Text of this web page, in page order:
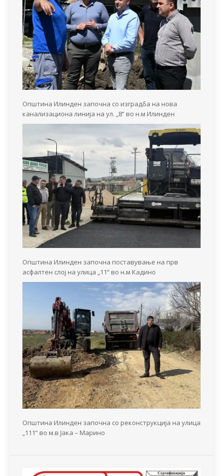
Општина Илинден започна со изградба на нова
канализациона линија на ул. „8“ во н.м Илинден
Општина Илинден започна поставување на прв
асфалтен слој на улица „11“ во н.м Кадино
Општина Илинден започна со реконструкција на улица
„111“ во м.в Јака – Марино